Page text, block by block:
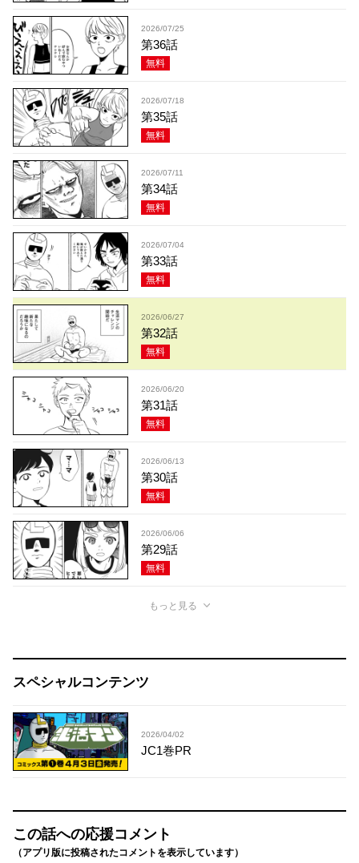
2026/07/25
第36話
無料
2026/07/18
第35話
無料
2026/07/11
第34話
無料
2026/07/04
第33話
無料
2026/06/27
第32話
無料
2026/06/20
第31話
無料
2026/06/13
第30話
無料
2026/06/06
第29話
無料
もっと見る
スペシャルコンテンツ
2026/04/02
JC1巻PR
この話への応援コメント
（アプリ版に投稿されたコメントを表示しています）